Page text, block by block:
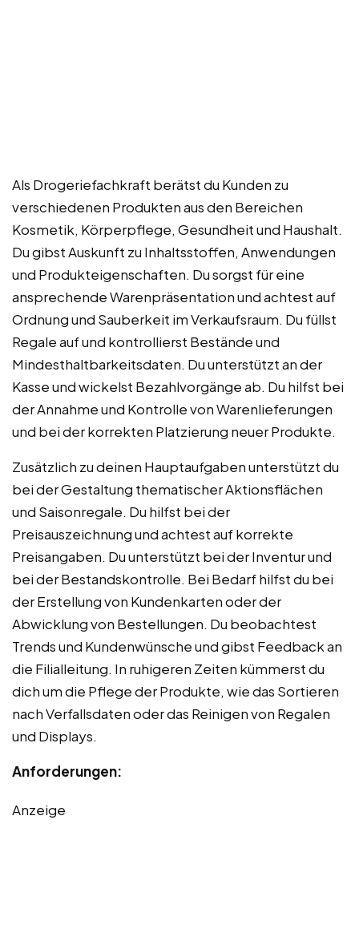
Als Drogeriefachkraft berätst du Kunden zu
verschiedenen Produkten aus den Bereichen
Kosmetik, Körperpflege, Gesundheit und Haushalt.
Du gibst Auskunft zu Inhaltsstoffen, Anwendungen
und Produkteigenschaften. Du sorgst für eine
ansprechende Warenpräsentation und achtest auf
Ordnung und Sauberkeit im Verkaufsraum. Du füllst
Regale auf und kontrollierst Bestände und
Mindesthaltbarkeitsdaten. Du unterstützt an der
Kasse und wickelst Bezahlvorgänge ab. Du hilfst bei
der Annahme und Kontrolle von Warenlieferungen
und bei der korrekten Platzierung neuer Produkte.
Zusätzlich zu deinen Hauptaufgaben unterstützt du
bei der Gestaltung thematischer Aktionsflächen
und Saisonregale. Du hilfst bei der
Preisauszeichnung und achtest auf korrekte
Preisangaben. Du unterstützt bei der Inventur und
bei der Bestandskontrolle. Bei Bedarf hilfst du bei
der Erstellung von Kundenkarten oder der
Abwicklung von Bestellungen. Du beobachtest
Trends und Kundenwünsche und gibst Feedback an
die Filialleitung. In ruhigeren Zeiten kümmerst du
dich um die Pflege der Produkte, wie das Sortieren
nach Verfallsdaten oder das Reinigen von Regalen
und Displays.
Anforderungen:
Anzeige